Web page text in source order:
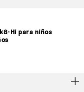
Hi para niños